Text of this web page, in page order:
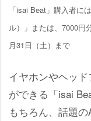
「isai Beat」購入者に
ル）」または、7000円
月31日（土）まで
イヤホンやヘッ
ができる「isai
もちろん、話題